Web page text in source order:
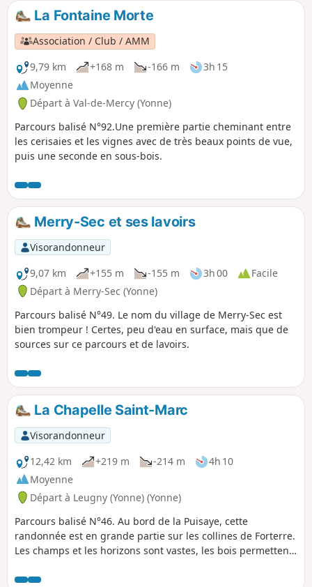
La Fontaine Morte
Association / Club / AMM
9,79 km
+168 m -166 m
3h 15
Moyenne
Départ à Val-de-Mercy (Yonne)
Parcours balisé N°92.Une première partie cheminant entre
les cerisaies et les vignes avec de très beaux points de vue,
puis une seconde en sous-bois.
Merry-Sec et ses lavoirs
Visorandonneur
9,07 km
+155 m -155 m 3h 00
Facile
Départ à Merry-Sec (Yonne)
Parcours balisé N°49. Le nom du village de Merry-Sec est
bien trompeur ! Certes, peu d'eau en surface, mais que de
sources sur ce parcours et de lavoirs.
La Chapelle Saint-Marc
Visorandonneur
12,42 km
+219 m -214 m
4h 10
Moyenne
Départ à Leugny (Yonne) (Yonne)
Parcours balisé N°46. Au bord de la Puisaye, cette
randonnée est en grande partie sur les collines de Forterre.
Les champs et les horizons sont vastes, les bois permettent
apporte sa touche nature.